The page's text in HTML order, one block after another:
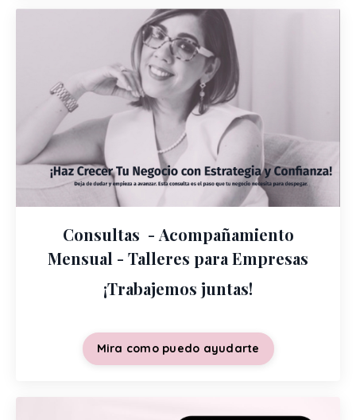
Consultas - Acompañamiento
Mensual - Talleres para Empresas
¡Trabajemos juntas!
Mira como puedo ayudarte